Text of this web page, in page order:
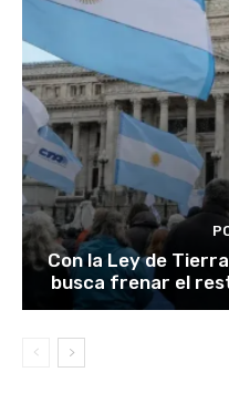
Con la Ley de
busca frenar el